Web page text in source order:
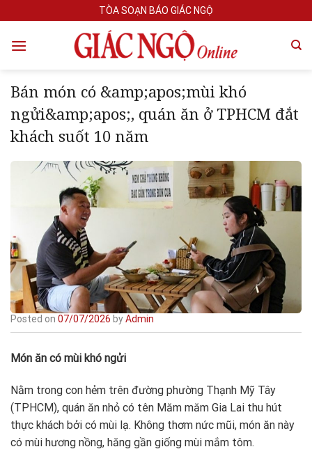
to
content
TÒA SOẠN BÁO GIÁC NGỘ
Bán món có &amp;apos;mùi khó
ngửi&amp;apos;, quán ăn ở TPHCM đắt
khách suốt 10 năm
Posted on 07/07/2026 byAdmin
Món ăn có mùi khó ngửi
Nằm trong con hẻm trên đường phường Thạnh Mỹ Tây
(TPHCM), quán ăn nhỏ có tên Măm măm Gia Lai thu hút
thực khách bởi có mùi lạ. Không thơm nức mũi, món ăn này
có mùi hương nồng, hăng gần giống mùi mắm tôm.